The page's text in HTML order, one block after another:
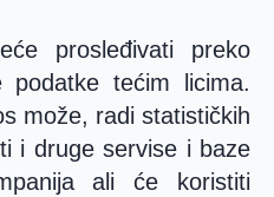
prosleđivati preko
podatke tećim licima.
može, radi statističkih
i druge servise i baze
ali će koristiti